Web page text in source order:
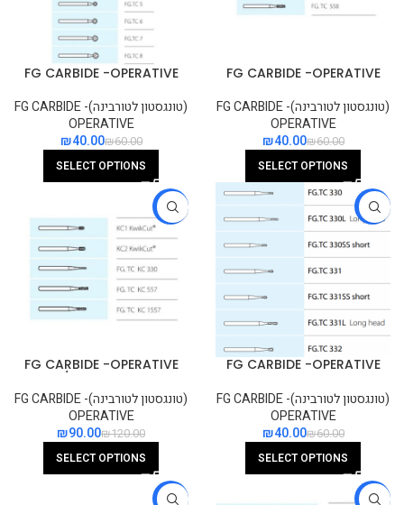
FG CARBIDE -OPERATIVE
CUT(טונגסטון לטורבינה)FG CARBIDE -
OPERATIVE
₪60.00
₪40.00
SELECT OPTIONS
FG CARBIDE -OPERATIVE
(טונגסטון לטורבינה)FG CARBIDE -
OPERATIVE
₪60.00
₪40.00
SELECT OPTIONS
-33%
FG CARBIDE -OPERATIVE
(טונגסטון לטורבינה)FG CARBIDE -
OPERATIVE
₪60.00
₪40.00
SELECT OPTIONS
-25%
FG CARBIDE -OPERATIVE
(טונגסטון לטורבינה)FG CARBIDE -
OPERATIVE
₪120.00
₪90.00
SELECT OPTIONS
-33%
-33%